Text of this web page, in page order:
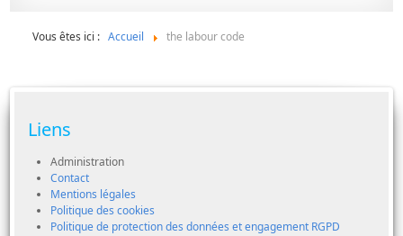
Vous êtes ici : Accueil the labour code
Liens
Administration
Contact
Mentions légales
Politique des cookies
Politique de protection des données et engagement RGPD